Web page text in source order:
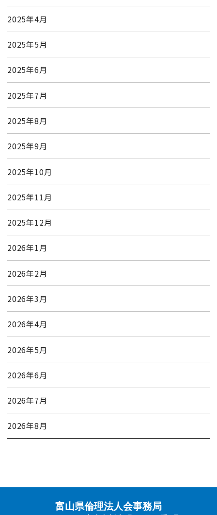
2025年4月
2025年5月
2025年6月
2025年7月
2025年8月
2025年9月
2025年10月
2025年11月
2025年12月
2026年1月
2026年2月
2026年3月
2026年4月
2026年5月
2026年6月
2026年7月
2026年8月
富山県倫理法人会事務局